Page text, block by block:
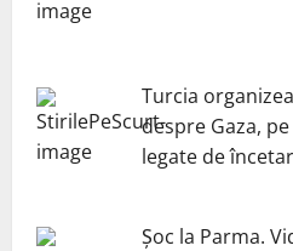
Turcia
despre Gaza,
legate de
Șoc la Parma.